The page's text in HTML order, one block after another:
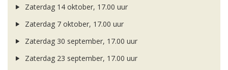
Zaterdag 14 oktober, 17.00 uur
Zaterdag 7 oktober, 17.00 uur
Zaterdag 30 september, 17.00 uur
Zaterdag 23 september, 17.00 uur